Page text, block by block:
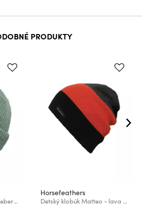
PRODUKTY
Detský klobúk Buna - iceberg green
Horsefeathers
Detský klobúk Matteo - lava red